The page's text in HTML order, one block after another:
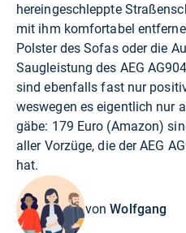
hereingeschleppte
mit ihm komfortabel
Polster des Sofas oder die
Saugleistung des AEG
sind ebenfalls fast nur
weswegen es eigentlich nur
gäbe: 179 Euro (Amazon)
aller Vorzüge, die der AEG
hat.
vonWolfgang